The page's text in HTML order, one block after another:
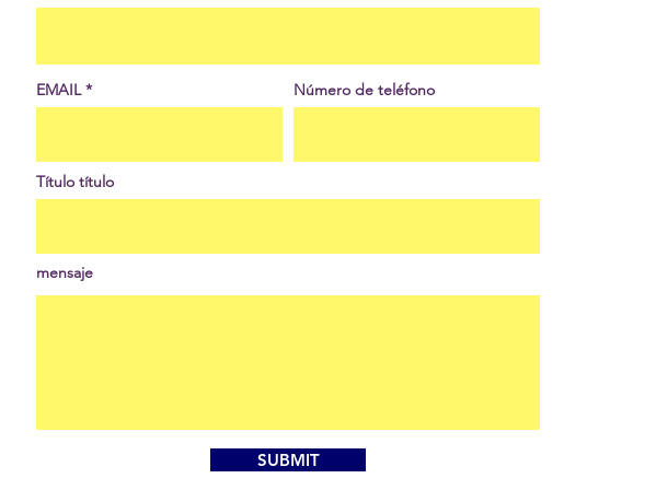
EMAIL Número de teléfono
Título título
mensaje
SUBMIT